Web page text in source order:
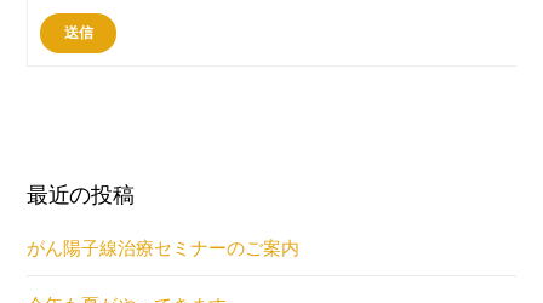
送信
最近の投稿
がん陽子線治療セミナーのご案内